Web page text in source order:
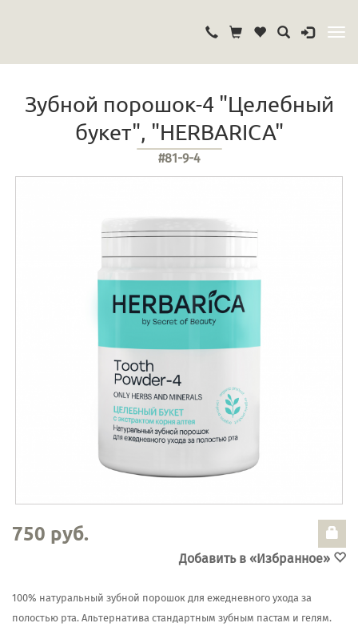
Зубной порошок-4 "Целебный
букет", "HERBARICA"
#81-9-4
750 руб.
Добавить в «Избранное»
100% натуральный зубной порошок для ежедневного ухода за
полостью рта. Альтернатива стандартным зубным пастам и гелям.